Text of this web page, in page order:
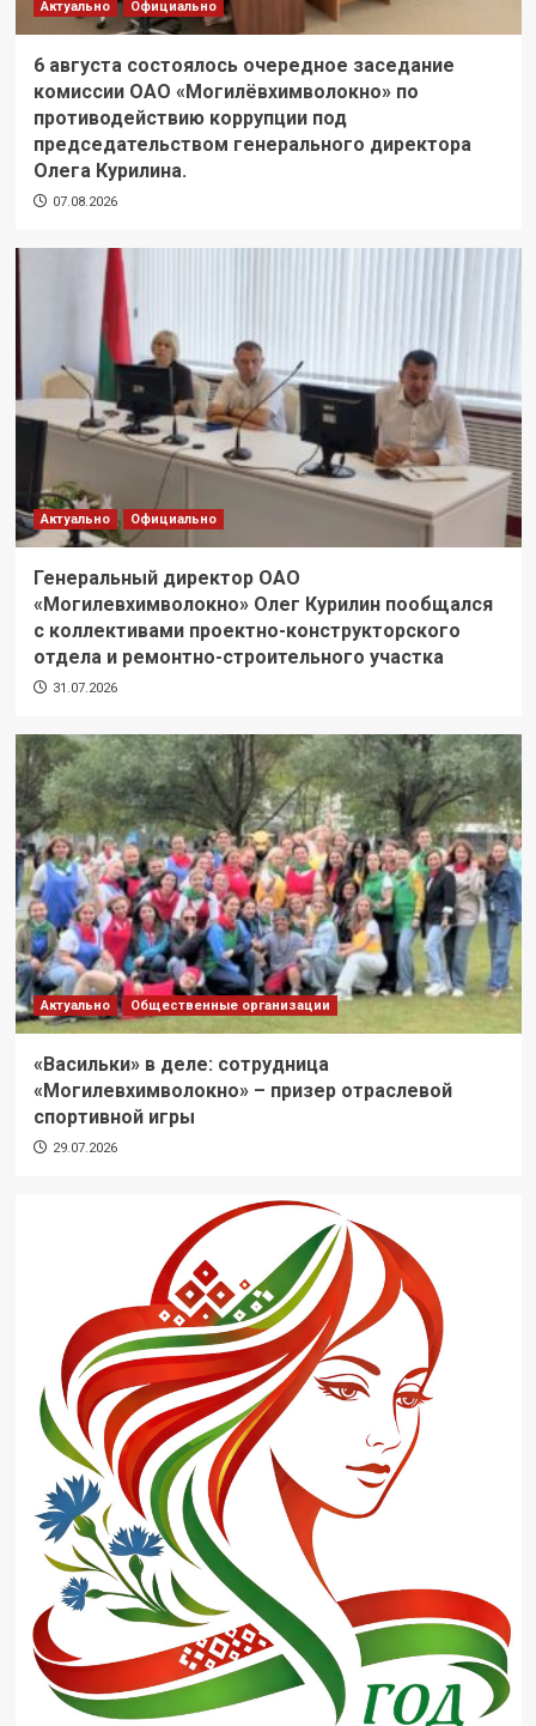
Актуально Официально
6 августа состоялось очередное заседание
комиссии ОАО «Могилёвхимволокно» по
противодействию коррупции под
председательством генерального директора
Олега Курилина.
07.08.2026
Актуально Официально
Генеральный директор ОАО
«Могилевхимволокно» Олег Курилин пообщался
с коллективами проектно-конструкторского
отдела и ремонтно-строительного участка
31.07.2026
Актуально Общественные организации
«Васильки» в деле: сотрудница
«Могилевхимволокно» – призер отраслевой
спортивной игры
29.07.2026